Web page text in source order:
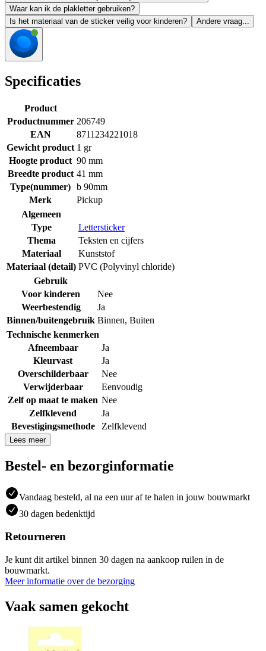
Waar kan ik de plakletter gebruiken?
Is het materiaal van de sticker veilig voor kinderen?
Andere vraag...
Specificaties
Product
Productnummer 206749
EAN
8711234221018
Gewicht product 1 gr
Hoogte product 90 mm
Breedte product 41 mm
Type(nummer) b 90mm
Merk
Pickup
Algemeen
Type
Lettersticker
Thema
Teksten en cijfers
Materiaal
Kunststof
Materiaal (detail) PVC (Polyvinyl chloride)
Gebruik
Voor kinderen
Nee
Weerbestendig
Ja
Binnen/buitengebruik Binnen, Buiten
Technische kenmerken
Afneembaar
Ja
Kleurvast
Ja
Overschilderbaar
Nee
Verwijderbaar
Eenvoudig
Zelf op maat te maken Nee
Zelfklevend
Ja
Bevestigingsmethode
Zelfklevend
Lees meer
Bestel- en bezorginformatie
Vandaag besteld, al na een uur af te halen in jouw bouwmarkt
30 dagen bedenktijd
Retourneren
Je kunt dit artikel binnen 30 dagen na aankoop ruilen in de
bouwmarkt.
Meer informatie over de bezorging
Vaak samen gekocht